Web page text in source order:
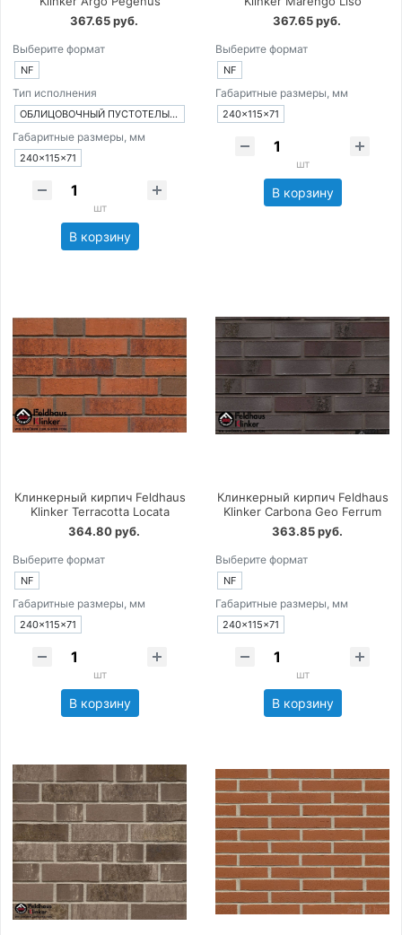
367.65 руб.
Выберите формат
NF
Тип исполнения
ОБЛИЦОВОЧНЫЙ ПУСТОТЕЛЫЙ КИРПИЧ
Габаритные размеры, мм
240×115×71
шт
В корзину
367.65 руб.
Выберите формат
NF
Габаритные размеры, мм
240×115×71
шт
В корзину
Клинкерный кирпич Feldhaus
Klinker Terracotta Locata
364.80 руб.
Выберите формат
NF
Габаритные размеры, мм
240×115×71
шт
В корзину
Клинкерный кирпич Feldhaus
Klinker Carbona Geo Ferrum
363.85 руб.
Выберите формат
NF
Габаритные размеры, мм
240×115×71
шт
В корзину